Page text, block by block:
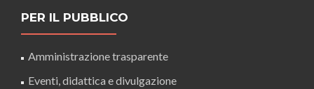
PER IL PUBBLICO
Amministrazione trasparente
Eventi, didattica e divulgazione